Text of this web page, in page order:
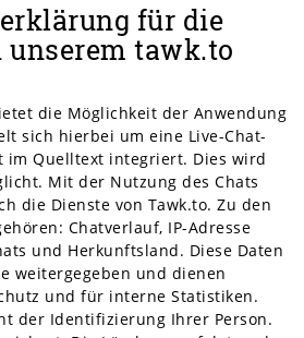
für die
tawk.to
die Möglichkeit der Anwendung
sich hierbei um eine Live-Chat-
im Quelltext integriert. Dies wird
Mit der Nutzung des Chats
die Dienste von Tawk.to. Zu den
Chatverlauf, IP-Adresse
und Herkunftsland. Diese Daten
weitergegeben und dienen
und für interne Statistiken.
der Identifizierung Ihrer Person.